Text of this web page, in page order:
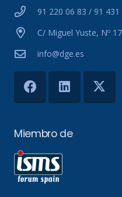
91 220 06 83 / 91 431
C/ Miguel Yuste, Nº
info@dge.es
Miembro de